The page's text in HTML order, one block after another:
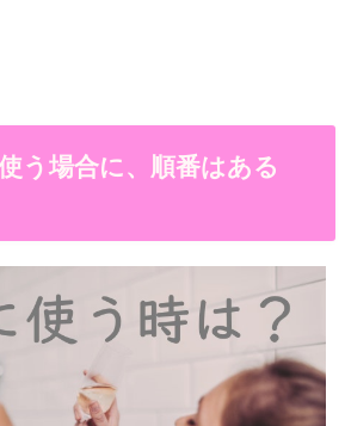
う場合に、順番はある